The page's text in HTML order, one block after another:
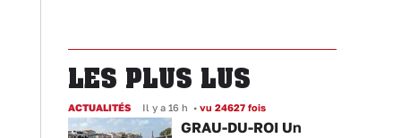
LES PLUS LUS
ACTUALITÉS Il y a 16 h • vu 24627 fois
GRAU-DU-ROI Un